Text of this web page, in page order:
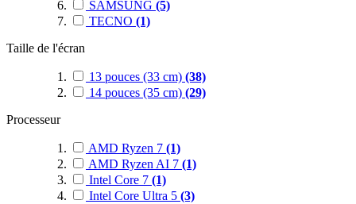
SAMSUNG (5)
TECNO (1)
Taille de l'écran
13 pouces (33 cm) (38)
14 pouces (35 cm) (29)
Processeur
AMD Ryzen 7 (1)
AMD Ryzen AI 7 (1)
Intel Core 7 (1)
Intel Core Ultra 5 (3)